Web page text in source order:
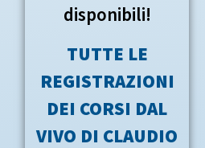
disponibili!
TUTTE LE
REGISTRAZIONI
DEI CORSI DAL
VIVO DI CLAUDIO